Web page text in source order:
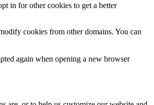
in for other cookies to get a better
cookies from other domains. You can
again when opening a new browser